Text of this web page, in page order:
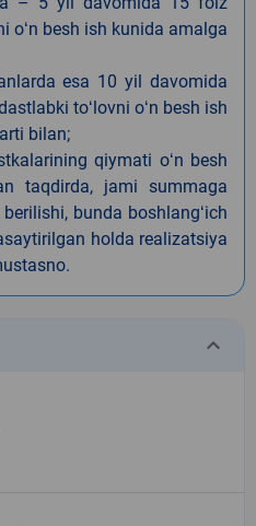
oʻn besh ish kunida amalga
esa 10 yil davomida
toʻlovni oʻn besh ish
bilan;
qiymati oʻn besh
taqdirda, jami summaga
bunda boshlangʻich
holda realizatsiya
keyboard_arrow_down